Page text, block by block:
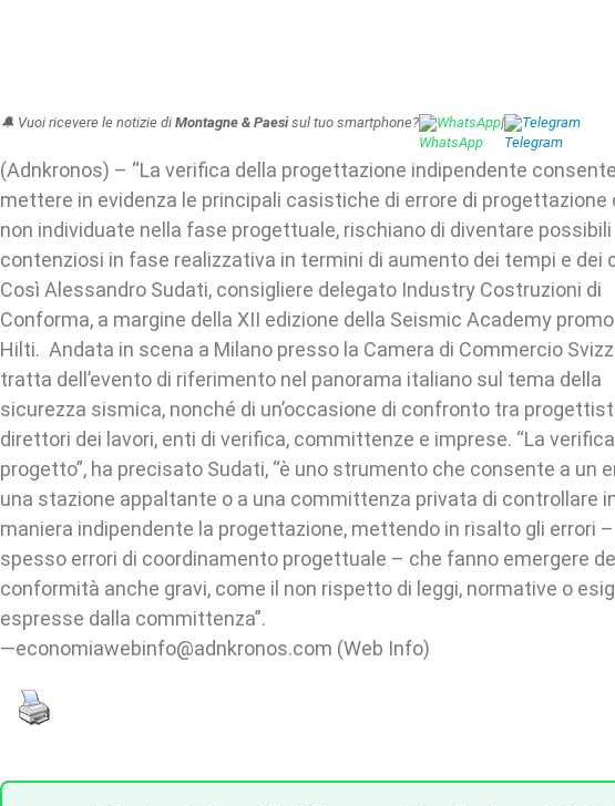
🔔 Vuoi ricevere le notizie di Montagne & Paesisul tuo smartphone? WhatsApp| Telegram
(Adnkronos) – “La verifica della progettazione indipendente
mettere in evidenza le principali casistiche di errore di progettazione
non individuate nella fase progettuale, rischiano di diventare possibili
contenziosi in fase realizzativa in termini di aumento dei tempi e dei
Così Alessandro Sudati, consigliere delegato Industry Costruzioni di
Conforma, a margine della XII edizione della Seismic Academy
Hilti. Andata in scena a Milano presso la Camera di Commercio
tratta dell’evento di riferimento nel panorama italiano sul tema della
sicurezza sismica, nonché di un’occasione di confronto tra
direttori dei lavori, enti di verifica, committenze e imprese. “La
progetto”, ha precisato Sudati, “è uno strumento che consente a un
una stazione appaltante o a una committenza privata di controllare
maniera indipendente la progettazione, mettendo in risalto gli errori –
spesso errori di coordinamento progettuale – che fanno emergere
conformità anche gravi, come il non rispetto di leggi, normative o
espresse dalla committenza”.
—economiawebinfo@adnkronos.com (Web Info)